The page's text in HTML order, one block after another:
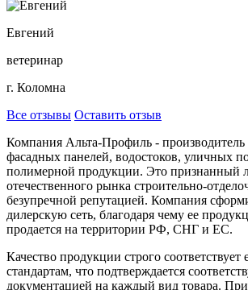
Евгений
ветеринар
г. Коломна
Все отзывы Оставить отзыв
Компания Альта-Профиль - производитель
фасадных панелей, водостоков, уличных
полимерной продукции. Это признанный
отечественного рынка строительно-
безупречной репутацией. Компания
дилерскую сеть, благодаря чему ее
продается на территории РФ, СНГ и ЕС.
Качество продукции строго соответствует
стандартам, что подтверждается
документацией на каждый вид товара.